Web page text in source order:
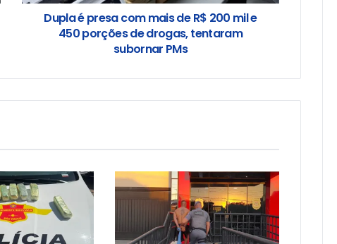
Dupla é presa com mais de R$ 200 mil e
450 porções de drogas, tentaram
subornar PMs